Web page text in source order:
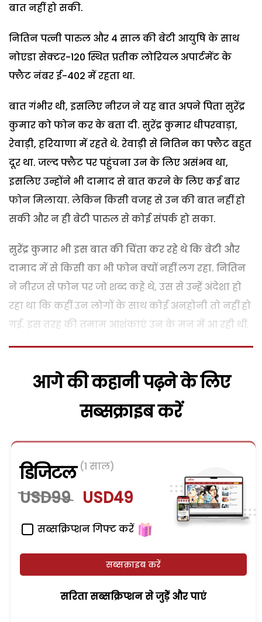
बात नहीं हो सकी.
नितिन पत्नी पारुल और 4 साल की बेटी आयुषि के साथ
नोएडा सेक्टर-120 स्थित प्रतीक लोरियल अपार्टमेंट के
फ्लैट नंबर ई-402 में रहता था.
बात गंभीर थी, इसलिए नीरज ने यह बात अपने पिता सुरेंद्र
कुमार को फोन कर के बता दी. सुरेंद्र कुमार धीपरवाड़ा,
रेवाड़ी, हरियाणा में रहते थे. रेवाड़ी से नितिन का फ्लैट बहुत
दूर था. जल्द फ्लैट पर पहुंचना उन के लिए असंभव था,
इसलिए उन्होंने भी दामाद से बात करने के लिए कई बार
फोन मिलाया. लेकिन किसी वजह से उन की बात नहीं हो
सकी और न ही बेटी पारुल से कोई संपर्क हो सका.
सुरेंद्र कुमार भी इस बात की चिंता कर रहे थे कि बेटी और
दामाद में से किसी का भी फोन क्यों नहीं लग रहा. नितिन
ने नीरज से फोन पर जो शब्द कहे थे, उस से उन्हें अंदेशा हो
रहा था कि कहीं उन लोगों के साथ कोई अनहोनी तो नहीं हो
गई. इस तरह की तमाम आशंकाएं उन के मन में आ रही थीं.
आगे की कहानी पढ़ने के लिए
सब्सक्राइब करें
डिजिटल (1 साल)
USD99 USD49
सब्सक्रिप्शन गिफ्ट करें
सब्सक्राइब करें
सरिता सब्सक्रिप्शन से जुड़ेें और पाएं